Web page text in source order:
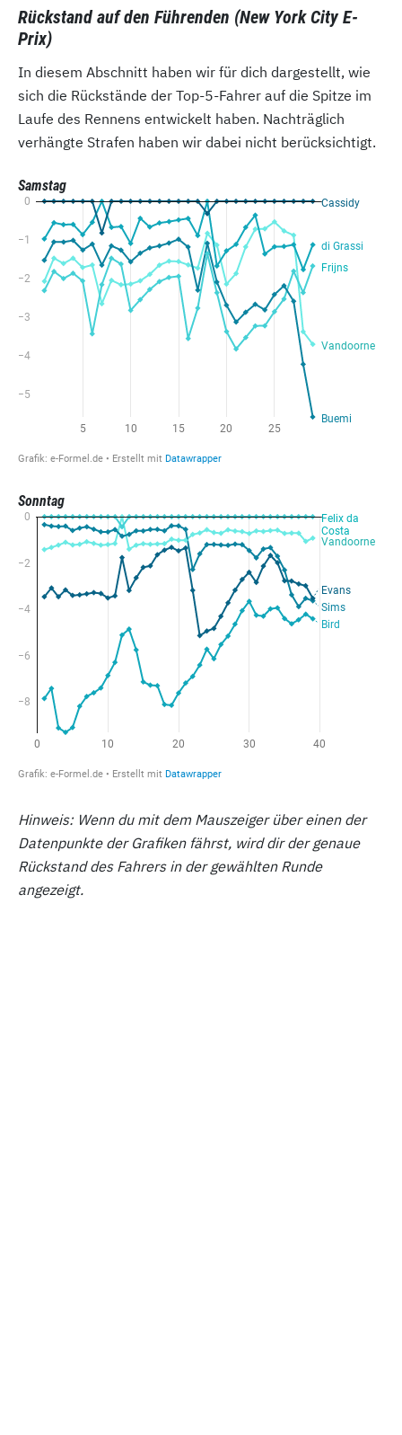
Rückstand auf den Führenden (New York City E-
Prix)
In diesem Abschnitt haben wir für dich dargestellt, wie
sich die Rückstände der Top-5-Fahrer auf die Spitze im
Laufe des Rennens entwickelt haben. Nachträglich
verhängte Strafen haben wir dabei nicht berücksichtigt.
Samstag
Sonntag
Hinweis: Wenn du mit dem Mauszeiger über einen der
Datenpunkte der Grafiken fährst, wird dir der genaue
Rückstand des Fahrers in der gewählten Runde
angezeigt.